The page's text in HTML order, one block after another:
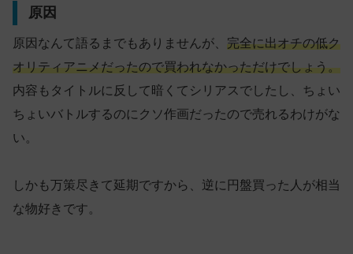
原因
原因なんて語るまでもありませんが、 完全に出オチの低ク
オリティアニメだったので買われなかっただけでしょう。
内容もタイトルに反して暗くてシリアスでしたし、ちょい
ちょいバトルするのにクソ作画だったので売れるわけがな
い。
しかも万策尽きて延期ですから、逆に円盤買った人が相当
な物好きです。